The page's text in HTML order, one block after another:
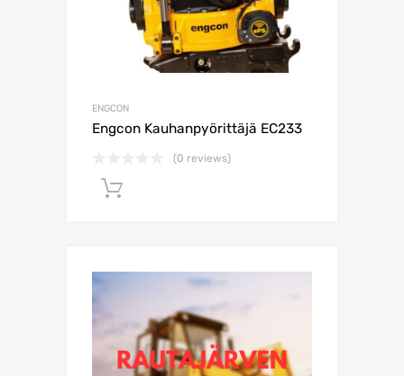
ENGCON
Engcon Kauhanpyörittäjä EC233
(0 reviews)